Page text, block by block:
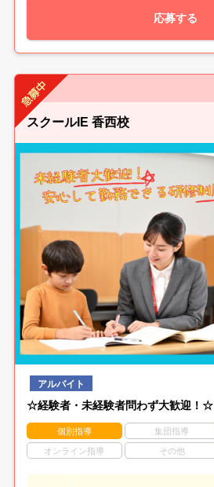
応募する
スクールIE 香西校
アルバイト
☆経験者・未経験者問わず大歓迎！☆
個別指導 集団指導
オンライン指導 その他